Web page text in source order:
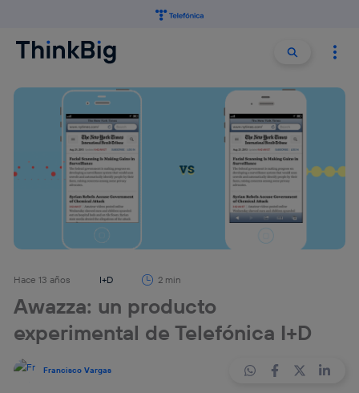
Buscar
Hace 13 años I+D 2 min
Awazza: un producto
experimental de Telefónica I+D
Francisco Vargas